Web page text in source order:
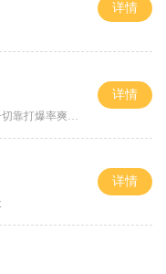
详情
打爆率爽翻天
详情
详情